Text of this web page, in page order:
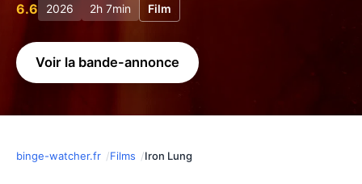
6.6 2026 2h 7min Film
Voir la bande-annonce
binge-watcher.fr Films Iron Lung